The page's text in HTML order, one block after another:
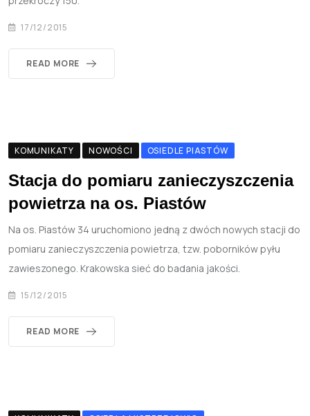
17/12/2015
READ MORE
KOMUNIKATY NOWOŚCI OSIEDLE PIASTÓW
Stacja do pomiaru zanieczyszczenia
powietrza na os. Piastów
Na os. Piastów 34 uruchomiono jedną z dwóch nowych stacji do
pomiaru zanieczyszczenia powietrza, tzw. poborników pyłu
zawieszonego. Krakowska sieć do badania jakości.
15/12/2015
READ MORE